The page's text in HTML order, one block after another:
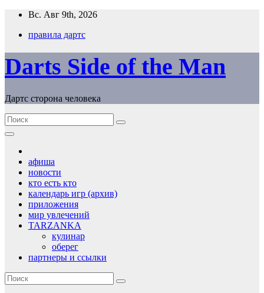
Перейти
содержимому
Вс. Авг 9th, 2026
правила дартс
Darts Side of the Man
Дартс сторона человека
афиша
новости
кто есть кто
календарь игр (архив)
приложения
мир увлечений
TARZANKA
кулинар
оберег
партнеры и ссылки